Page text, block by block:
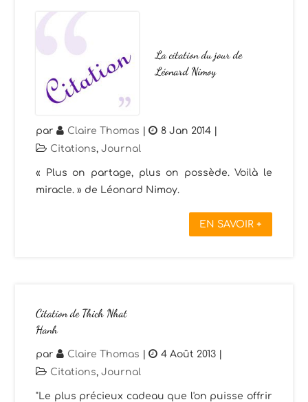
La citation du jour de
Léonard Nimoy
par Claire Thomas | 8 Jan 2014 |
Citations,Journal
« Plus on partage, plus on possède. Voilà le
miracle. » de Léonard Nimoy.
EN SAVOIR +
Citation de Thich Nhat
Hanh
par Claire Thomas | 4 Août 2013 |
Citations,Journal
"Le plus précieux cadeau que l'on puisse offrir